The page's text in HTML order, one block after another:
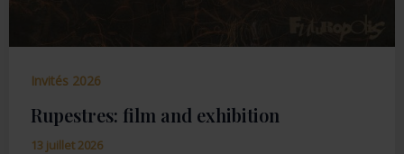
Invités 2026
Rupestres: film and exhibition
13 juillet 2026